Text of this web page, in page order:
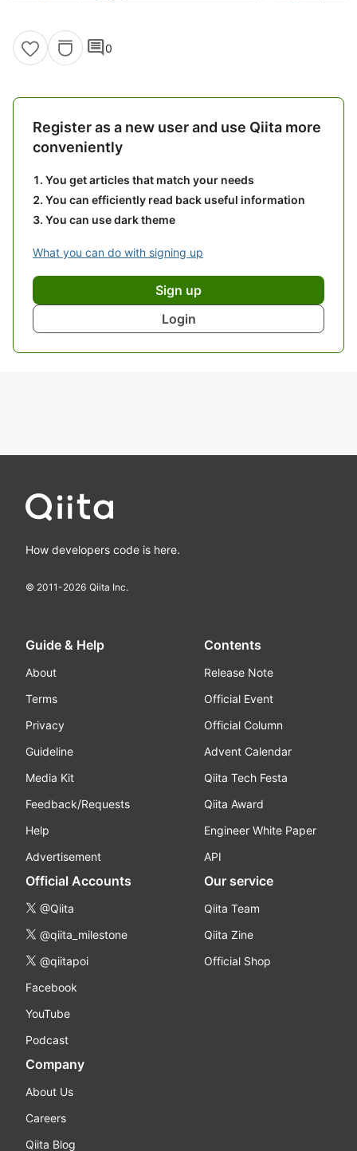
comment0
Register as a new user and use Qiita more
conveniently
You get articles that match your needs
You can efficiently read back useful information
You can use dark theme
What you can do with signing up
Sign up
Login
How developers code is here.
© 2011-2026 Qiita Inc.
Guide & Help
About
Terms
Privacy
Guideline
Media Kit
Feedback/Requests
Help
Advertisement
Contents
Release Note
Official Event
Official Column
Advent Calendar
Qiita Tech Festa
Qiita Award
Engineer White Paper
API
Official Accounts
@Qiita
@qiita_milestone
@qiitapoi
Facebook
YouTube
Podcast
Our service
Qiita Team
Qiita Zine
Official Shop
Company
About Us
Careers
Qiita Blog